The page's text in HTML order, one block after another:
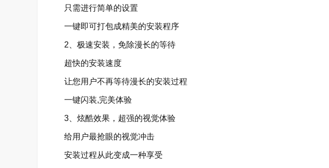
只需进行简单的设置
一键即可打包成精美的安装程序
2、极速安装，免除漫长的等待
超快的安装速度
让您用户不再等待漫长的安装过程
一键闪装,完美体验
3、炫酷效果，超强的视觉体验
给用户最抢眼的视觉冲击
安装过程从此变成一种享受